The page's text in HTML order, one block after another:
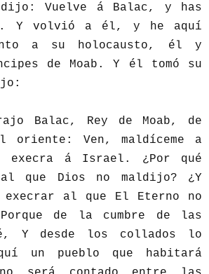
Vuelve á Balac, y has
Y volvió a él, y he aquí
a su holocausto, él y
de Moab. Y él tomó su
Balac, Rey de Moab, de
oriente: Ven, maldíceme a
execra á Israel. ¿Por qué
que Dios no maldijo? ¿Y
execrar al que El Eterno no
Porque de la cumbre de las
Y desde los collados lo
un pueblo que habitará